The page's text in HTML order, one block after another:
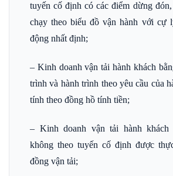
tuyến cố định có các điểm dừng
chạy theo biểu đồ vận hành với cự
động nhất định;
– Kinh doanh vận tải hành khách
trình và hành trình theo yêu cầu của
tính theo đồng hồ tính tiền;
– Kinh doanh vận tải hành khách
không theo tuyến cố định được
đồng vận tải;